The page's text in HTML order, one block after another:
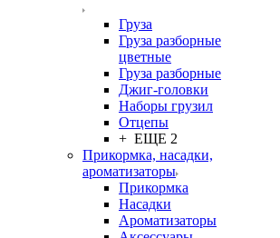
Груза
Груза разборные
цветные
Груза разборные
Джиг-головки
Наборы грузил
Отцепы
+ ЕЩЕ 2
Прикормка, насадки,
ароматизаторы
Прикормка
Насадки
Ароматизаторы